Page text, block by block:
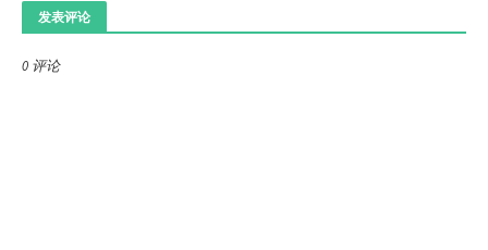
发表评论
0 评论